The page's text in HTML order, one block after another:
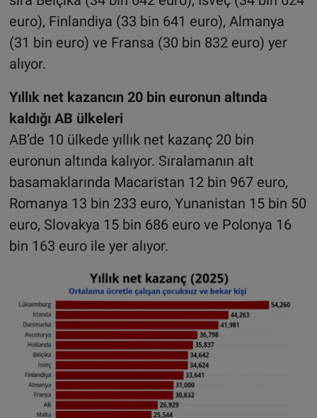
euro), Finlandiya (33 bin 641 euro), Almanya
(31 bin euro) ve Fransa (30 bin 832 euro) yer
alıyor.
Yıllık net kazancın 20 bin euronun altında
kaldığı AB ülkeleri
AB’de 10 ülkede yıllık net kazanç 20 bin
euronun altında kalıyor. Sıralamanın alt
basamaklarında Macaristan 12 bin 967 euro,
Romanya 13 bin 233 euro, Yunanistan 15 bin 50
euro, Slovakya 15 bin 686 euro ve Polonya 16
bin 163 euro ile yer alıyor.